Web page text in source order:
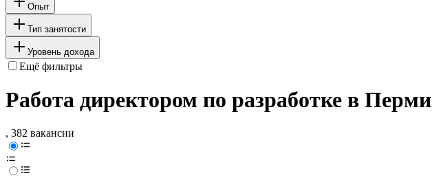
Опыт
Тип занятости
Уровень дохода
Ещё фильтры
Работа директором по разработке в Перми
, 382 вакансии